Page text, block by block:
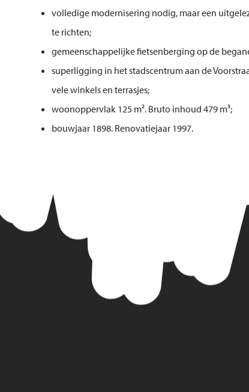
volledige modernisering nodig, maar een
te richten;
gemeenschappelijke fietsenberging op de
superligging in het stadscentrum aan de
vele winkels en terrasjes;
woonoppervlak 125 m². Bruto inhoud 479 m³;
bouwjaar 1898. Renovatiejaar 1997.